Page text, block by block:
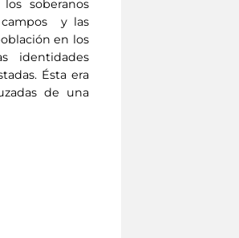
soberanos
y las
en los
identidades
Ésta era
de una